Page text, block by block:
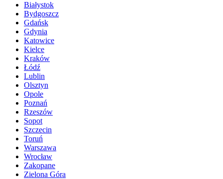
Białystok
Bydgoszcz
Gdańsk
Gdynia
Katowice
Kielce
Kraków
Łódź
Lublin
Olsztyn
Opole
Poznań
Rzeszów
Sopot
Szczecin
Toruń
Warszawa
Wrocław
Zakopane
Zielona Góra